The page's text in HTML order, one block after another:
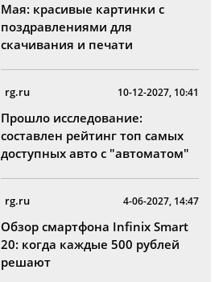
Мая: красивые картинки с
поздравлениями для
скачивания и печати
rg.ru 10-12-2027, 10:41
Прошло исследование:
составлен рейтинг топ самых
доступных авто с "автоматом"
rg.ru 4-06-2027, 14:47
Обзор смартфона Infinix Smart
20: когда каждые 500 рублей
решают